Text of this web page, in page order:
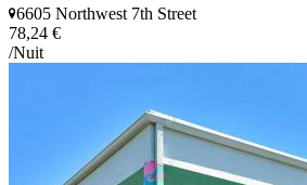
6605 Northwest 7th Street
78,24 €
/Nuit